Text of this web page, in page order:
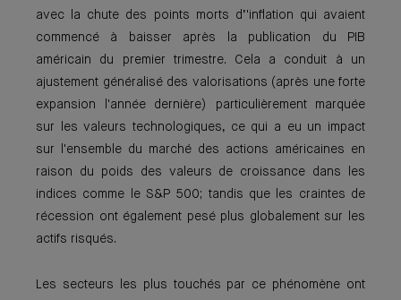
avec la chute des points morts d’'inflation qui avaient
commencé à baisser après la publication du PIB
américain du premier trimestre. Cela a conduit à un
ajustement généralisé des valorisations (après une forte
expansion l'année dernière) particulièrement marquée
sur les valeurs technologiques, ce qui a eu un impact
sur l'ensemble du marché des actions américaines en
raison du poids des valeurs de croissance dans les
indices comme le S&P 500; tandis que les craintes de
récession ont également pesé plus globalement sur les
actifs risqués.
Les secteurs les plus touchés par ce phénomène ont